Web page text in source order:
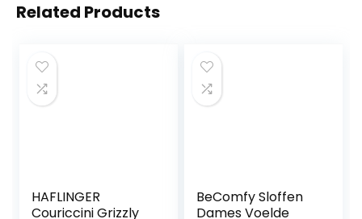
Related Products
HAFLINGER
Couriccini Grizzly
BeComfy Sloffen
Dames Voelde